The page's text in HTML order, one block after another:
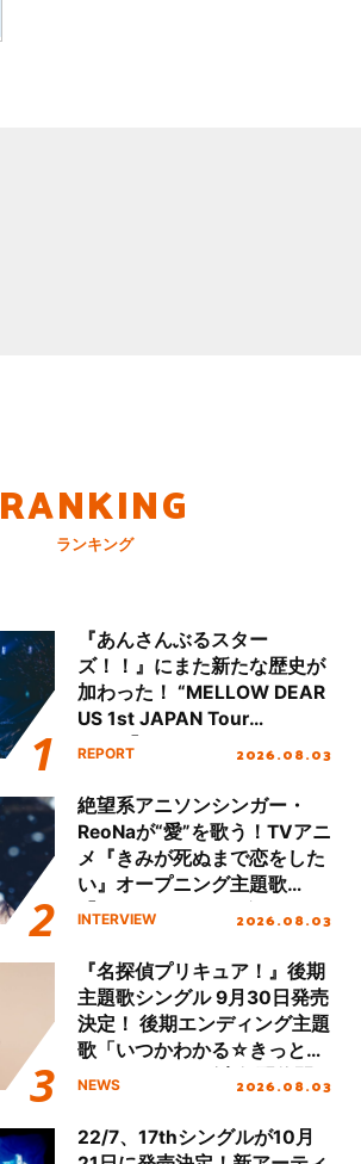
RANKING
ランキング
『あんさんぶるスター
ズ！！』にまた新たな歴史が
加わった！ “MELLOW DEAR
US 1st JAPAN Tour
Final「NICE to meet YOU
ート!!
REPORT 2026.08.03
絶望系アニソンシンガー・
ReoNaが“愛”を歌う！TVアニ
メ『きみが死ぬまで恋をした
い』オープニング主題歌
「Amore」インタビュー
INTERVIEW 2026.08.03
『名探偵プリキュア！』後期
主題歌シングル 9月30日発売
決定！ 後期エンディング主題
歌「いつかわかる☆きっとあ
える」TVサイズ先行配信開
NEWS 2026.08.03
22/7、17thシングルが10月